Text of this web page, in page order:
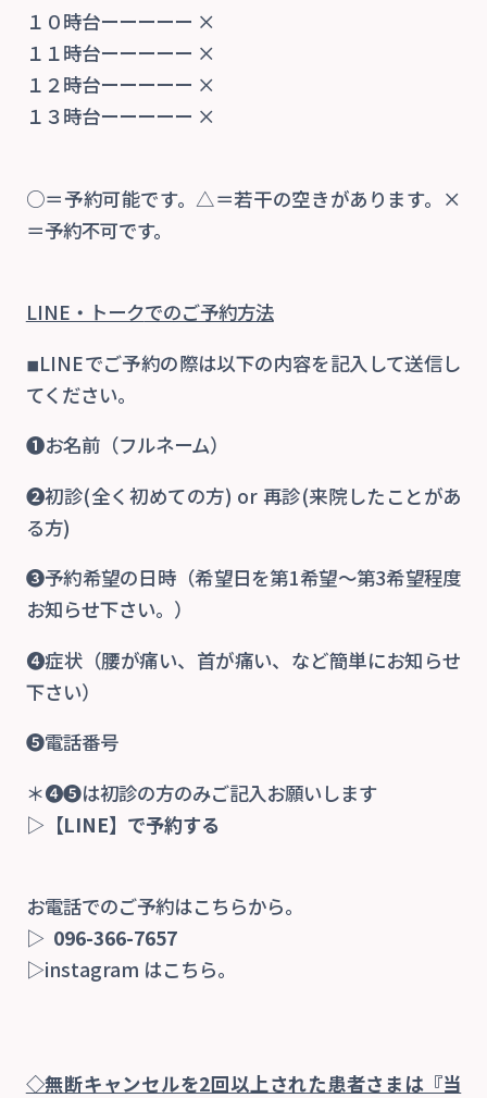
１０時台ーーーーー ×
１１時台ーーーーー ×
１２時台ーーーーー ×
１３時台ーーーーー ×
○＝予約可能です。△＝若干の空きがあります。×
＝予約不可です。
LINE・トークでのご予約方法
◾︎LINEでご予約の際は以下の内容を記入して送信し
てください。
❶お名前（フルネーム）
❷初診(全く初めての方) or 再診(来院したことがあ
る方)
❸予約希望の日時（希望日を第1希望〜第3希望程度
お知らせ下さい。）
❹症状（腰が痛い、首が痛い、など簡単にお知らせ
下さい）
❺電話番号
＊❹❺は初診の方のみご記入お願いします
▷ 【LINE】で予約する
お電話でのご予約はこちらから。
▷ 096-366-7657
▷instagram はこちら。
◇無断キャンセルを2回以上された患者さまは『当